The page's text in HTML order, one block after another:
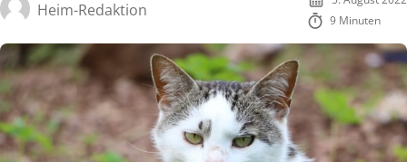
Heim-Redaktion
9 Minuten